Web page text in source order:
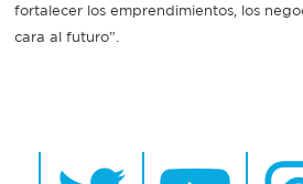
fortalecer los emprendimientos, los
cara al futuro”.